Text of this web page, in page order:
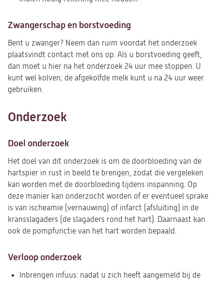
Zwangerschap en borstvoeding
Bent u zwanger? Neem dan ruim voordat het onderzoek
plaatsvindt contact met ons op. Als u borstvoeding geeft,
dan moet u hier na het onderzoek 24 uur mee stoppen. U
kunt wel kolven; de afgekolfde melk kunt u na 24 uur weer
gebruiken.
Onderzoek
Doel onderzoek
Het doel van dit onderzoek is om de doorbloeding van de
hartspier in rust in beeld te brengen, zodat die vergeleken
kan worden met de doorbloeding tijdens inspanning. Op
deze manier kan onderzocht worden of er eventueel sprake
is van ischeamie (vernauwing) of infarct (afsluiting) in de
kransslagaders (de slagaders rond het hart). Daarnaast kan
ook de pompfunctie van het hart worden bepaald.
Verloop onderzoek
Inbrengen infuus: nadat u zich heeft aangemeld bij de